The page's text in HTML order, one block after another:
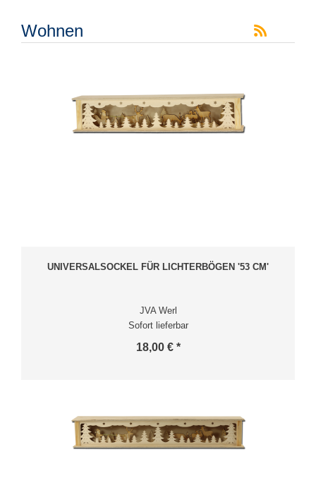
Wohnen
UNIVERSALSOCKEL FÜR LICHTERBÖGEN '53 CM'
JVA Werl
Sofort lieferbar
18,00 € *